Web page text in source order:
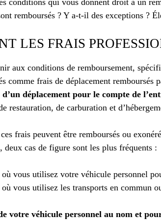
conditions qui vous donnent droit à un
remboursés ? Y a-t-il des exceptions ?
LES FRAIS
aux conditions de remboursement,
comme frais de déplacement remboursés
d’un déplacement pour le compte de
restauration, de carburation et
frais peuvent être remboursés ou
deux cas de figure sont les plus fréquents :
où vous utilisez votre véhicule personnel
où vous utilisez les transports en commun
votre véhicule personnel au nom et